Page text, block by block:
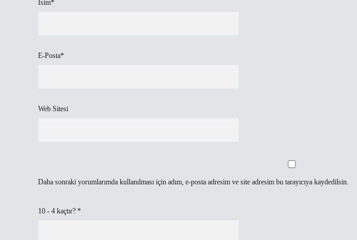
İsim*
E-Posta*
Web Sitesi
Daha sonraki yorumlarımda kullanılması için adım, e-posta adresim ve site adresim bu tarayıcıya kaydedilsin.
10 - 4 kaçtır? *